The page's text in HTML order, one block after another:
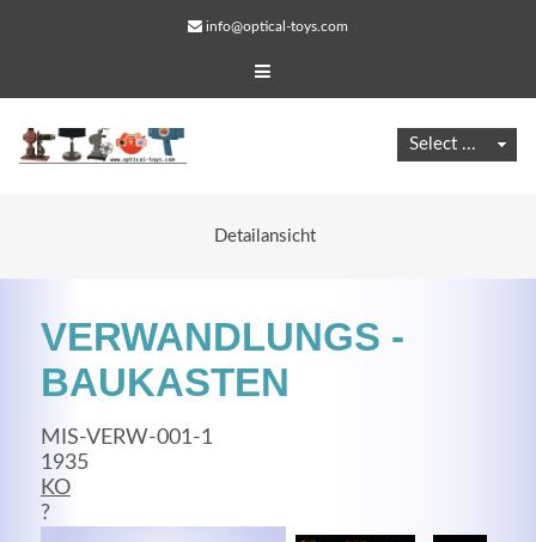
info@optical-toys.com
Detailansicht
VERWANDLUNGS -
BAUKASTEN
MIS-VERW-001-1
1935
KO
?
Web Projects
Lorem ipsum dolor sit amet, consectetuer adipiscing